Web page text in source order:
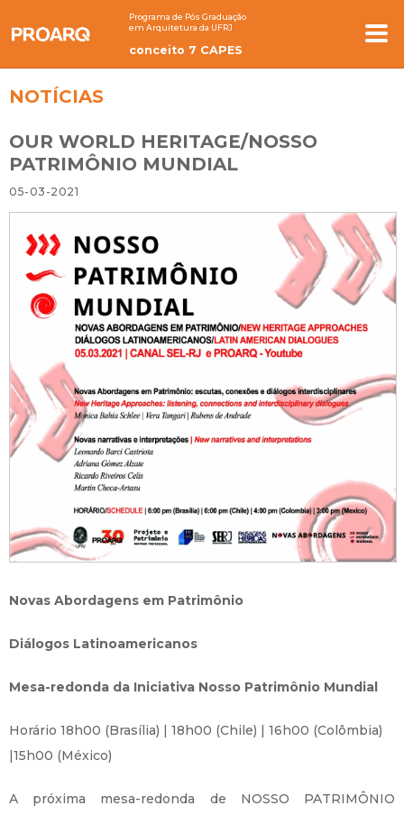
Programa de Pós Graduação
em Arquitetura da UFRJ
conceito 7 CAPES
NOTÍCIAS
OUR WORLD HERITAGE/NOSSO
PATRIMÔNIO MUNDIAL
05-03-2021
Novas Abordagens em Patrimônio
Diálogos Latinoamericanos
Mesa-redonda da Iniciativa Nosso Patrimônio Mundial
Horário 18h00 (Brasília) | 18h00 (Chile) | 16h00 (Colômbia)
|15h00 (México)
A próxima mesa-redonda de NOSSO PATRIMÔNIO